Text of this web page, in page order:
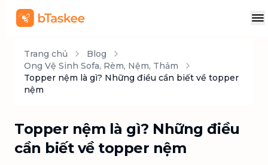
Trang chủ
Blog
Ong Vệ Sinh Sofa, Rèm, Nệm, Thảm
Topper nệm là gì? Những điều cần biết về topper
nệm
Topper nệm là gì? Những điều
cần biết về topper nệm